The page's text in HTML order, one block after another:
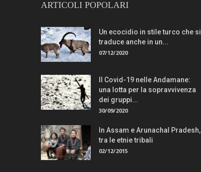
ARTICOLI POPOLARI
Un ecocidio in stile turco che si
traduce anche in un...
07/12/2020
Il Covid-19 nelle Andamane:
una lotta per la sopravvivenza
dei gruppi...
30/09/2020
In Assam e Arunachal Pradesh,
tra le etnie tribali
02/12/2015